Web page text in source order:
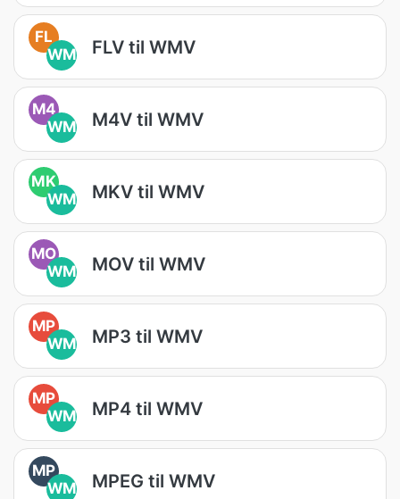
FL
WM
FLV til WMV
M4
WM
M4V til WMV
MK
WM
MKV til WMV
MO
WM
MOV til WMV
MP
WM
MP3 til WMV
MP
WM
MP4 til WMV
MP
WM
MPEG til WMV